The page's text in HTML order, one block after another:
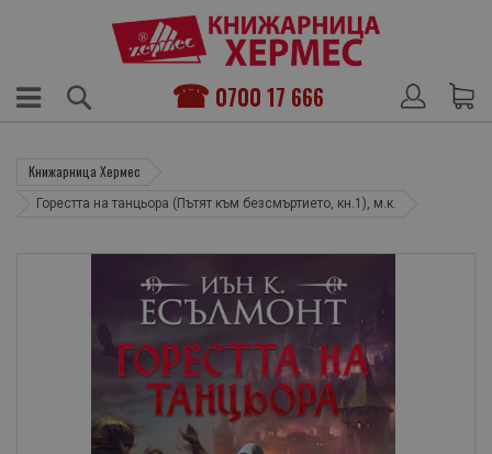
0700 17 666
Книжарница Хермес
Горестта на танцьора (Пътят към безсмъртието, кн.1), м.к.